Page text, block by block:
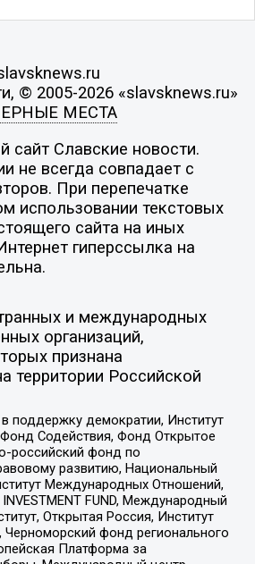
© 2005-2026 «slavsknews.ru»
МЕСТА
Славские новости.
не всегда совпадает с
При перепечатке
использовании текстовых
сайта на иных
гиперссылка на
и международных
организаций,
признана
территории Российской
поддержку демократии, Институт
Содействия, Фонд Открытое
российский фонд по
развитию, Национальный
Международных Отношений,
INVESTMENT FUND, Международный
Открытая Россия, Институт
фонд регионального
Платформа за